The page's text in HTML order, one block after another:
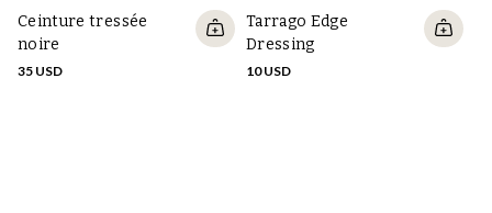
Ceinture tressée
noire
35 USD
Tarrago Edge
Dressing
10 USD